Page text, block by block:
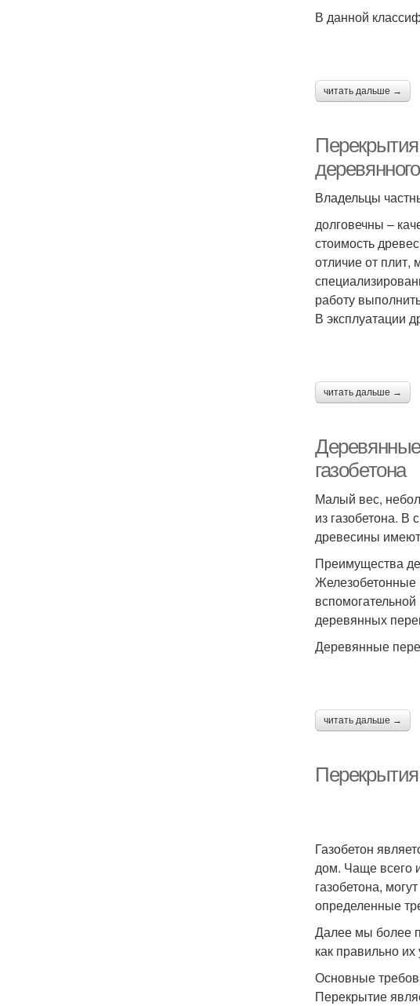
В данной
читать дальше →
Владельцы
долговечны –
стоимость
отличие от плит,
работу
В эксплуатации
читать дальше →
газобетона
Малый вес,
из газобетона.
древесины
Преимущества
Железобетонные
деревянных
Деревянные
читать дальше →
Газобетон
дом. Чаще всего
газобетона,
определенные
Далее мы более
как правильно
Основные
Перекрытие